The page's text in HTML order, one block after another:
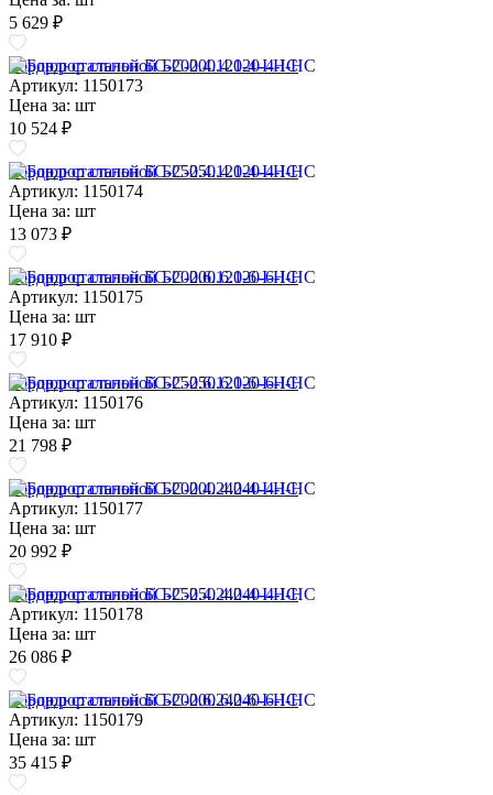
5 629 ₽
Бордюр стальной БС-200.4.120-4-I-НС
Артикул: 1150173
Цена за: шт
10 524 ₽
Бордюр стальной БС-250.4.120-4-I-НС
Артикул: 1150174
Цена за: шт
13 073 ₽
Бордюр стальной БС-200.6.120-6-I-НС
Артикул: 1150175
Цена за: шт
17 910 ₽
Бордюр стальной БС-250.6.120-6-I-НС
Артикул: 1150176
Цена за: шт
21 798 ₽
Бордюр стальной БС-200.4.240-4-I-НС
Артикул: 1150177
Цена за: шт
20 992 ₽
Бордюр стальной БС-250.4.240-4-I-НС
Артикул: 1150178
Цена за: шт
26 086 ₽
Бордюр стальной БС-200.6.240-6-I-НС
Артикул: 1150179
Цена за: шт
35 415 ₽